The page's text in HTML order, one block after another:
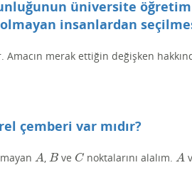
üniversite
insanlardan
Amacın merak ettiğin değişken
çemberi var mıdır?
A
A B
B ve C
C noktalarını alalım. A
A